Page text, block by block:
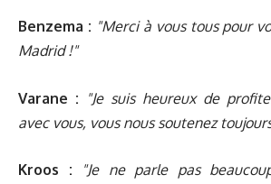
Benzema : "Merci à vous tous pour
Madrid !"
Varane : "Je suis heureux de
avec vous, vous nous soutenez
Kroos :
"Je ne parle pas